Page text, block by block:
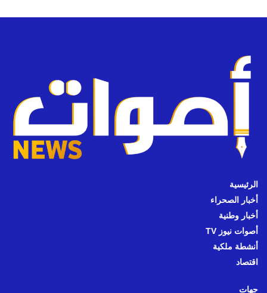
الرئيسية
أخبار الصحراء
أخبار وطنية
أصوات نيوز TV
أنشطة ملكية
اقتصاد
جهات